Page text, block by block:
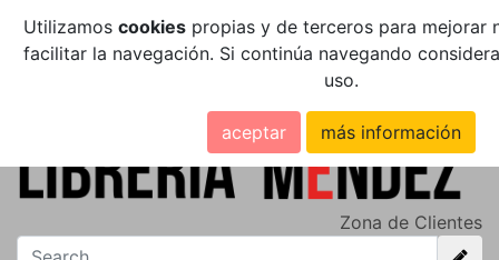
Utilizamos cookiespropias y de terceros para mejorar
facilitar la navegación. Si continúa navegando
uso.
aceptar más información
Zona de Clientes